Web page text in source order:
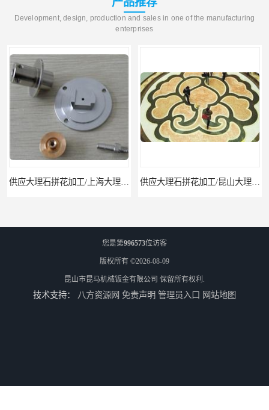
Development, design, production and sales in one of the manufacturing
enterprises
您是第996573位访客
版权所有 ©2026-08-09
昆山市昆马机械钣金有限公司 保留所有权利.
技术支持： 八方资源网 免责声明 管理员入口 网站地图